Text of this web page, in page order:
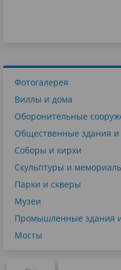
Фотогалерея
Виллы и дома
Оборонительные
Общественные здания и
Соборы и кирхи
Скульптуры и
Парки и скверы
Музеи
Промышленные здания
Мосты